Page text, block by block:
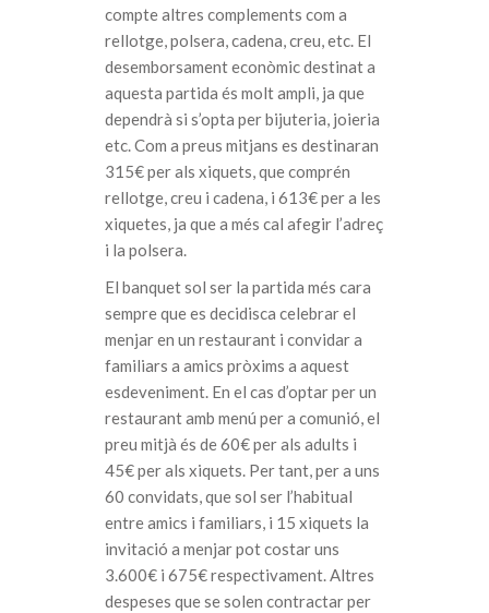
compte altres complements com a
rellotge, polsera, cadena, creu, etc. El
desemborsament econòmic destinat a
aquesta partida és molt ampli, ja que
dependrà si s’opta per bijuteria, joieria
etc. Com a preus mitjans es destinaran
315€ per als xiquets, que comprén
rellotge, creu i cadena, i 613€ per a les
xiquetes, ja que a més cal afegir l’adreç
i la polsera.
El banquet sol ser la partida més cara
sempre que es decidisca celebrar el
menjar en un restaurant i convidar a
familiars a amics pròxims a aquest
esdeveniment. En el cas d’optar per un
restaurant amb menú per a comunió, el
preu mitjà és de 60€ per als adults i
45€ per als xiquets. Per tant, per a uns
60 convidats, que sol ser l’habitual
entre amics i familiars, i 15 xiquets la
invitació a menjar pot costar uns
3.600€ i 675€ respectivament. Altres
despeses que se solen contractar per